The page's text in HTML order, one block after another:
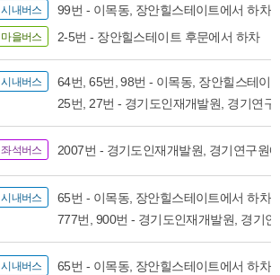
시내버스 99번 - 이목동, 장안힐스테이트에서 하차
마을버스 2-5번 - 장안힐스테이트 후문에서 하차
시내버스
64번, 65번, 98번 - 이목동, 장안힐스테이
25번, 27번 - 경기도인재개발원, 경기연구
좌석버스 2007번 - 경기도인재개발원, 경기연구원
시내버스
65번 - 이목동, 장안힐스테이트에서 하차
777번, 900번 - 경기도인재개발원, 경기
시내버스 65번 - 이목동, 장안힐스테이트에서 하차